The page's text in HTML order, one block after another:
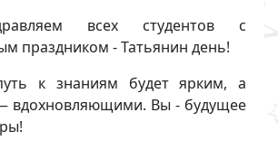
всех студентов с
праздником - Татьянин день!
к знаниям будет ярким, а
вдохновляющими. Вы - будущее